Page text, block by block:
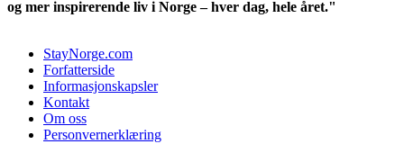
og mer inspirerende liv i Norge – hver dag, hele året."
StayNorge.com
Forfatterside
Informasjonskapsler
Kontakt
Om oss
Personvernerklæring